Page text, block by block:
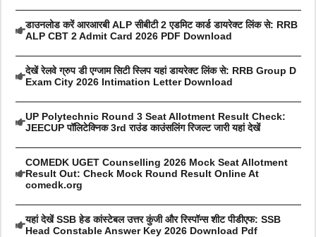
डाउनलोड करें आरआरबी ALP सीबीटी 2 एडमिट कार्ड डायरेक्ट लिंक से: RRB
ALP CBT 2 Admit Card 2026 PDF Download
देखें रेलवे ग्रुप डी एग्जाम सिटी स्लिप यहां डायरेक्ट लिंक से: RRB Group D
Exam City 2026 Intimation Letter Download
UP Polytechnic Round 3 Seat Allotment Result Check:
JEECUP पॉलिटेक्निक 3rd राउंड काउंसलिंग रिजल्ट जारी यहां देखें
COMEDK UGET Counselling 2026 Mock Seat Allotment
Result Out: Check Mock Round Result Online At
comedk.org
यहां देखें SSB हेड कांस्टेबल उत्तर कुंजी और रिस्पॉन्स शीट पीडीएफ: SSB
Head Constable Answer Key 2026 Download Pdf